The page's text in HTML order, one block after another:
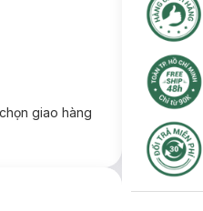
giao hàng